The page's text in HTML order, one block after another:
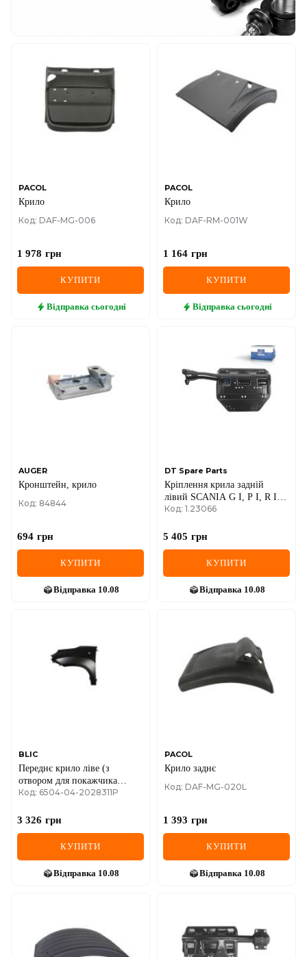
PACOL
Крило
Код: DAF-MG-006
1 978 грн
КУПИТИ
Відправка сьогодні
PACOL
Крило
Код: DAF-RM-001W
1 164 грн
КУПИТИ
Відправка сьогодні
AUGER
Кронштейн, крило
Код: 84844
694 грн
КУПИТИ
Відправка 10.08
DT Spare Parts
Кріплення крила задній
лівий SCANIA G I, P I, R I, T
01.03-05.19
Код: 1.23066
5 405 грн
КУПИТИ
Відправка 10.08
BLIC
Переднє крило ліве (з
отвором для покажчика
повороту) FIAT 500 L 09.12-
Код: 6504-04-2028311P
3 326 грн
КУПИТИ
Відправка 10.08
PACOL
Крило заднє
Код: DAF-MG-020L
1 393 грн
КУПИТИ
Відправка 10.08